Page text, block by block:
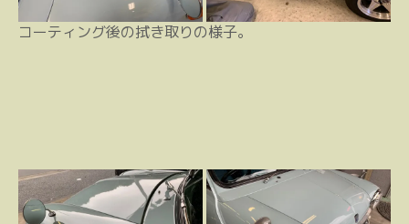
コーティング後の拭き取りの様子。